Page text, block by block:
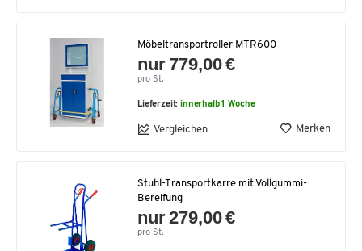
Möbeltransportroller MTR600
nur 779,00 €
pro St.
Lieferzeit:innerhalb 1 Woche
Vergleichen Merken
Stuhl-Transportkarre mit Vollgummi-
Bereifung
nur 279,00 €
pro St.